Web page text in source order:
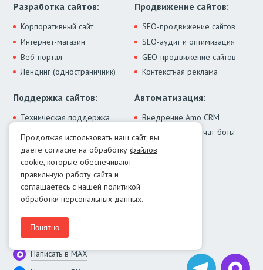
Разработка сайтов:
Корпоративный сайт
Интернет-магазин
Веб-портал
Лендинг (одностраничник)
Продвижение сайтов:
SEO-продвижение сайтов
SEO-аудит и оптимизация
GEO-продвижение сайтов
Контекстная реклама
Поддержка сайтов:
Техническая поддержка
Модернизация сайта
Лечение от вирусов
Автоматизация:
Внедрение Amo CRM
ИИ-ассистенты и чат-боты
Интеграции
Контакты:
Москва:+7 (499) 322-77-02
Екатеринбург:+7 (343) 351-74-32
E-mail:info@menocom.ru
Время работы:
Написать в Telegram
Написать в MAX
Продолжая использовать наш сайт, вы
даете согласие на обработку файлов
cookie, которые обеспечивают
правильную работу сайта и
соглашаетесь с нашей политикой
обработки персональных данных.
Понятно